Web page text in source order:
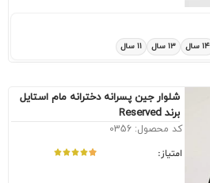
۱۴ سال ۱۳ سال ۱۱ سال
شلوار جین پسرانه دخترانه مام استایل
برند Reserved
کد محصول: 0356
امتیاز: